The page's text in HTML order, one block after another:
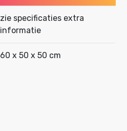
zie specificaties extra
informatie
60 x 50 x 50 cm